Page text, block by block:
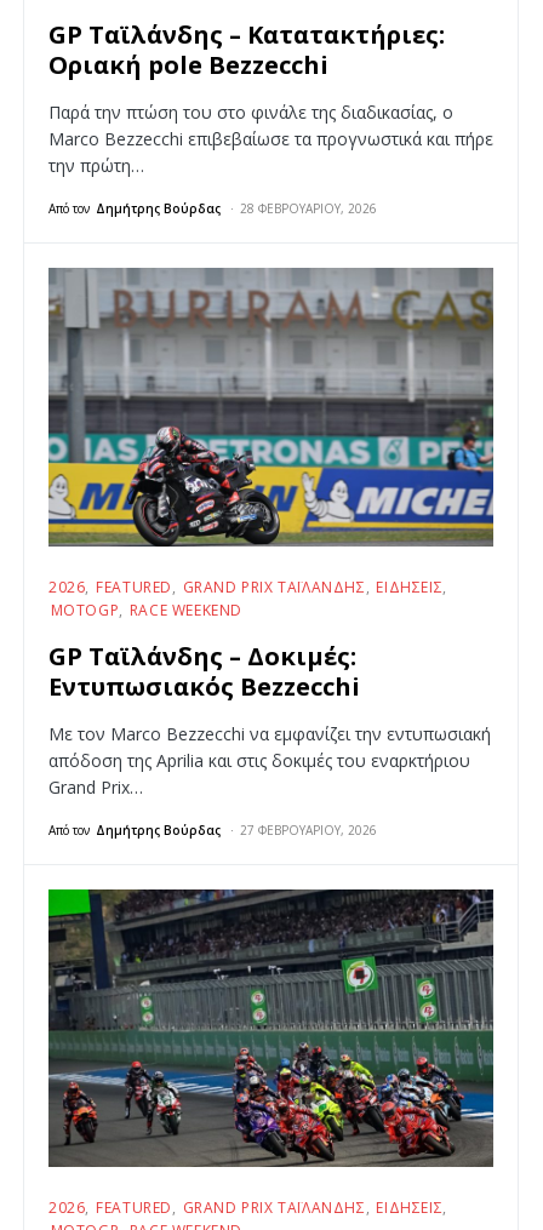
GP Ταϊλάνδης – Κατατακτήριες:
Οριακή pole Bezzecchi
Παρά την πτώση του στο φινάλε της διαδικασίας, ο
Marco Bezzecchi επιβεβαίωσε τα προγνωστικά και πήρε
την πρώτη…
Από τον Δημήτρης Βούρδας 28 ΦΕΒΡΟΥΑΡΊΟΥ, 2026
2026 FEATURED GRAND PRIX ΤΑΪΛΆΝΔΗΣ
ΕΙΔΉΣΕΙΣ
MOTOGP
RACE WEEKEND
GP Ταϊλάνδης – Δοκιμές:
Εντυπωσιακός Bezzecchi
Με τον Marco Bezzecchi να εμφανίζει την εντυπωσιακή
απόδοση της Aprilia και στις δοκιμές του εναρκτήριου
Grand Prix…
Από τον Δημήτρης Βούρδας 27 ΦΕΒΡΟΥΑΡΊΟΥ, 2026
2026 FEATURED GRAND PRIX ΤΑΪΛΆΝΔΗΣ
ΕΙΔΉΣΕΙΣ